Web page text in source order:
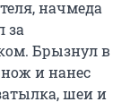
начмеда
за
Брызнул в
и нанес
шеи и